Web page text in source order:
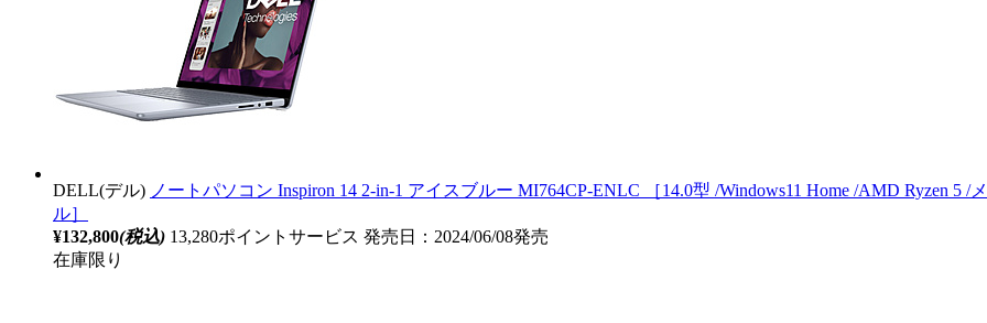
DELL(デル) ノートパソコン Inspiron 14 2-in-1 アイスブルー MI764CP-ENLC ［14.0型 /Windows11 Home /AMD Ryzen 5
ル］
¥132,800(税込) 13,280ポイントサービス 発売日：2024/06/08発売
在庫限り